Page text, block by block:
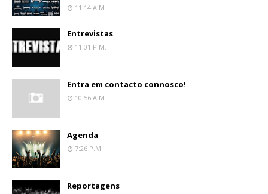
11:14 A.m.
Entrevistas
11:01 P.m.
Entra em contacto connosco!
10:56 A.m.
Agenda
7:26 P.m.
Reportagens